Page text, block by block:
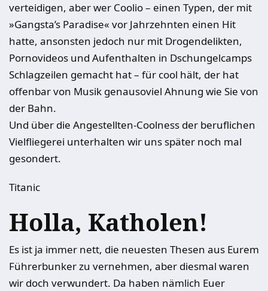
verteidigen, aber wer Coolio – einen Typen, der mit
»Gangsta’s Paradise« vor Jahrzehnten einen Hit
hatte, ansonsten jedoch nur mit Drogendelikten,
Pornovideos und Aufenthalten in Dschungelcamps
Schlagzeilen gemacht hat – für cool hält, der hat
offenbar von Musik genausoviel Ahnung wie Sie von
der Bahn.
Und über die Angestellten-Coolness der beruflichen
Vielfliegerei unterhalten wir uns später noch mal
gesondert.
Titanic
Holla, Katholen!
Es ist ja immer nett, die neuesten Thesen aus Eurem
Führerbunker zu vernehmen, aber diesmal waren
wir doch verwundert. Da haben nämlich Euer